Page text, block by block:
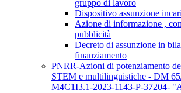
gruppo di lavoro
Dispositivo assunzione
Azione di informazione ,
pubblicità
Decreto di assunzione in
finanziamento
PNRR-Azioni di potenziamento
STEM e multilinguistiche - DM
M4C1I3.1-2023-1143-P-37204-